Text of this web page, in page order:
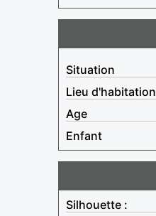
Situation
Lieu d'habitation
Age
Enfant
Silhouette :